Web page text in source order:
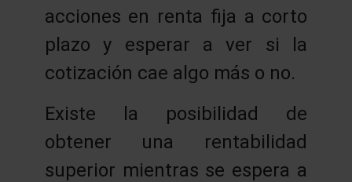
acciones en renta fija a corto
plazo y esperar a ver si la
cotización cae algo más o no.
Existe la posibilidad de
obtener una rentabilidad
superior mientras se espera a